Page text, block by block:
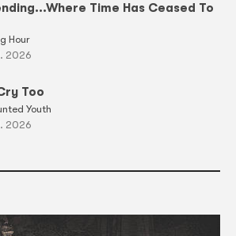
Time Has Ceased To
Hour
2026
Too
Youth
2026